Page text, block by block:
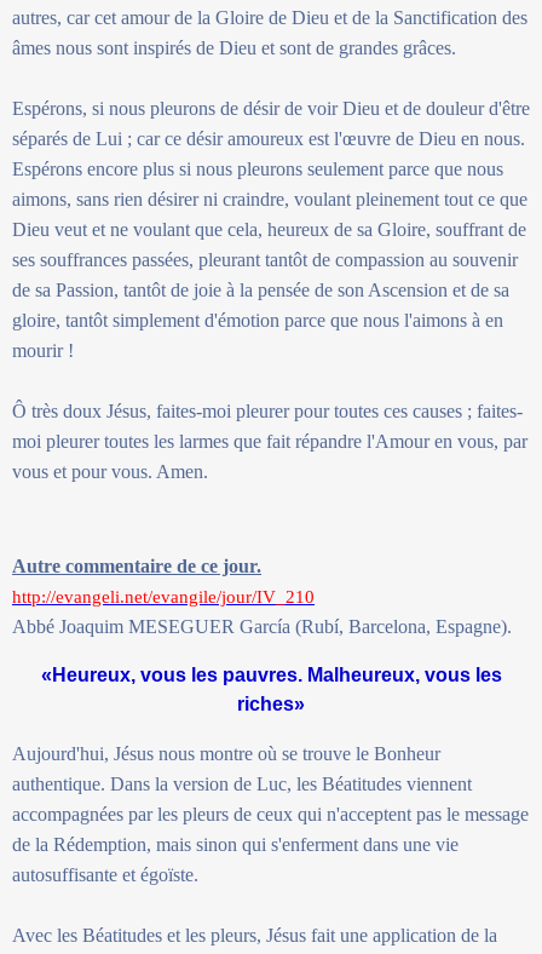
autres, car cet amour de la Gloire de Dieu et de la Sanctification des
âmes nous sont inspirés de Dieu et sont de grandes grâces.
Espérons, si nous pleurons de désir de voir Dieu et de douleur d'être
séparés de Lui ; car ce désir amoureux est l'œuvre de Dieu en nous.
Espérons encore plus si nous pleurons seulement parce que nous
aimons, sans rien désirer ni craindre, voulant pleinement tout ce que
Dieu veut et ne voulant que cela, heureux de sa Gloire, souffrant de
ses souffrances passées, pleurant tantôt de compassion au souvenir
de sa Passion, tantôt de joie à la pensée de son Ascension et de sa
gloire, tantôt simplement d'émotion parce que nous l'aimons à en
mourir !
Ô très doux Jésus, faites-moi pleurer pour toutes ces causes ; faites-
moi pleurer toutes les larmes que fait répandre l'Amour en vous, par
vous et pour vous. Amen.
Autre commentaire de ce jour.
http://evangeli.net/evangile/jour/IV_210
Abbé Joaquim MESEGUER García (Rubí, Barcelona, Espagne).
«Heureux, vous les pauvres. Malheureux, vous les
riches»
Aujourd'hui, Jésus nous montre où se trouve le Bonheur
authentique. Dans la version de Luc, les Béatitudes viennent
accompagnées par les pleurs de ceux qui n'acceptent pas le message
de la Rédemption, mais sinon qui s'enferment dans une vie
autosuffisante et égoïste.
Avec les Béatitudes et les pleurs, Jésus fait une application de la